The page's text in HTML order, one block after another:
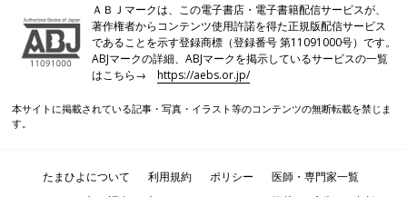
ＡＢＪマークは、この電子書店・電子書籍配信サービスが、
著作権者からコンテンツ使用許諾を得た正規版配信サービス
であることを示す登録商標（登録番号 第11091000号）です。
ABJマークの詳細、ABJマークを掲示しているサービスの一覧
はこちら→https://aebs.or.jp/
本サイトに掲載されている記事・写真・イラスト等のコンテンツの無断転載を禁じま
す。
たまひよについて 利用規約 ポリシー
医師・専門家一覧